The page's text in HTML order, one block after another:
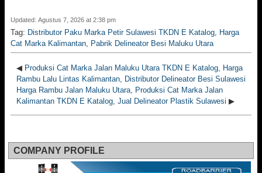
Updated: Agustus 7, 2026 at 2:38 pm
Tag: Distributor Paku Marka Petir Sulawesi TKDN E Katalog, Harga
Cat Marka Kalimantan, Pabrik Delineator Besi Maluku Utara
◀ Produksi Cat Marka Jalan Maluku Utara TKDN E Katalog, Harga
Rambu Lalu Lintas Kalimantan, Distributor Delineator Besi Sulawesi
Harga Rambu Jalan Maluku Utara, Produksi Cat Marka Jalan
Kalimantan TKDN E Katalog, Jual Delineator Plastik Sulawesi ▶
COMPANY PROFILE